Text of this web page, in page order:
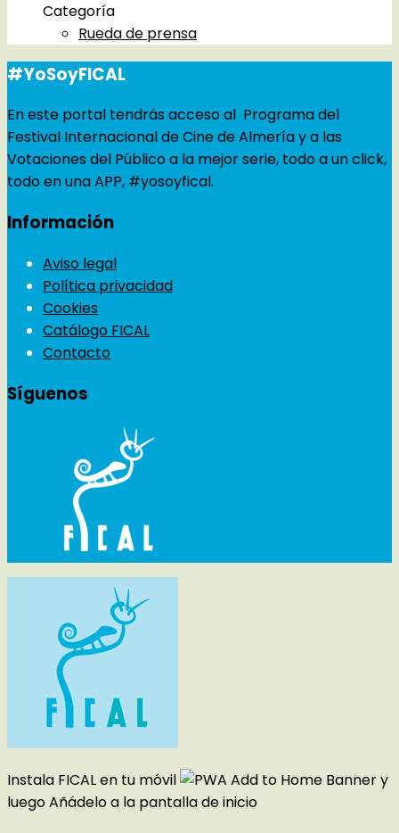
Categoría
Rueda de prensa
#YoSoyFICAL
En este portal tendrás acceso al Programa del
Festival Internacional de Cine de Almería y a las
Votaciones del Público a la mejor serie, todo a un click,
todo en una APP, #yosoyfical.
Información
Aviso legal
Política privacidad
Cookies
Catálogo FICAL
Contacto
Síguenos
Instala FICAL en tu móvil
y
luegoAñádelo a la pantalla de inicio